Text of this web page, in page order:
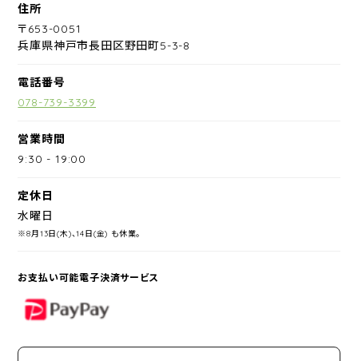
住所
〒653-0051
兵庫県神戸市長田区野田町5-3-8
電話番号
078-739-3399
営業時間
9:30 -19:00
定休日
水曜日
※8月13日(木)、14日(金) も休業。
お支払い可能電子決済サービス
PayPay